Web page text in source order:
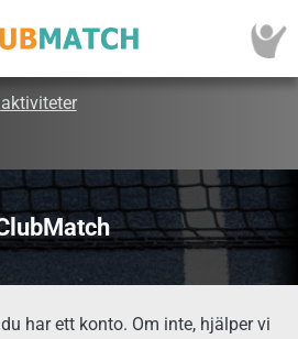
har ett konto. Om inte, hjälper vi